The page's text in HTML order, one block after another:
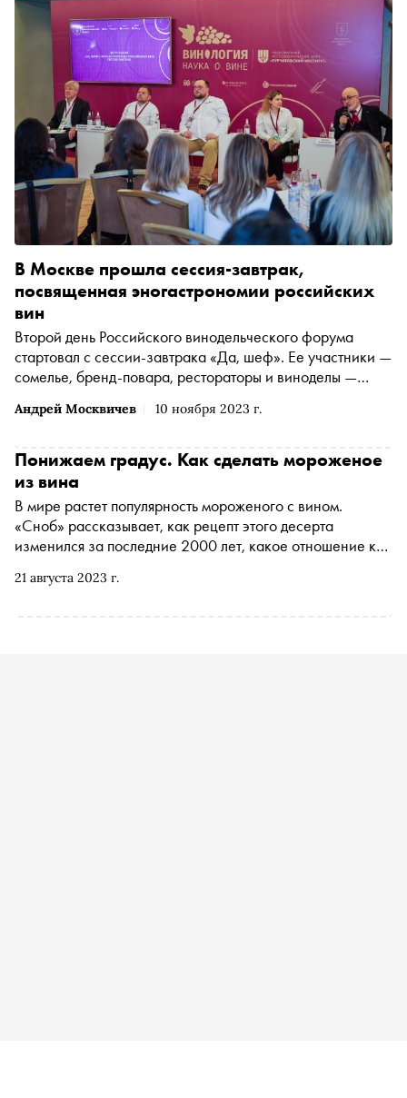
гастрооткрытиях, а еще — о кадровом голоде и обучении
молодого поколения поваров
Андрей Москвичев 10 ноября 2023 г.
В Москве прошла сессия-завтрак,
посвященная эногастрономии российских
вин
Второй день Российского винодельческого форума
стартовал с сессии-завтрака «Да, шеф». Ее участники —
сомелье, бренд-повара, рестораторы и виноделы —
черноморскую кухню и наоборот
21 августа 2023 г.
Понижаем градус. Как сделать мороженое
из вина
В мире растет популярность мороженого с вином.
«Сноб» рассказывает, как рецепт этого десерта
изменился за последние 2000 лет, какое отношение к
лучше подходят для его приготовления